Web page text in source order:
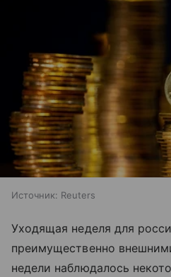
Источник: Reuters
Уходящая неделя для
преимущественно
недели наблюдалось